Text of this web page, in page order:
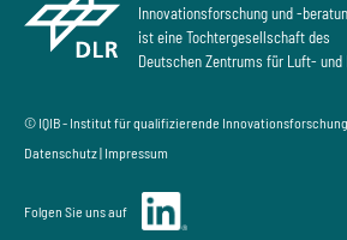
Innovationsforschung und -
ist eine Tochtergesellschaft des
Deutschen Zentrums für Luft- und
© IQIB - Institut für qualifizierende Innovationsforschung
Datenschutz| Impressum
Folgen Sie uns auf